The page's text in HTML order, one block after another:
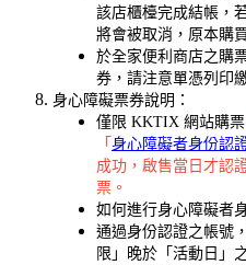
該店櫃檯完成結帳，
將會被取消，原本購
於全家便利商店之購
券，請注意單憑列印
身心障礙票券說明：
僅限 KKTIX 網站購票
「 身心障礙者身份認
成功，啟售當日才認
票。
如何進行身心障礙者
通過身份認證之帳號
限」晚於「活動日」